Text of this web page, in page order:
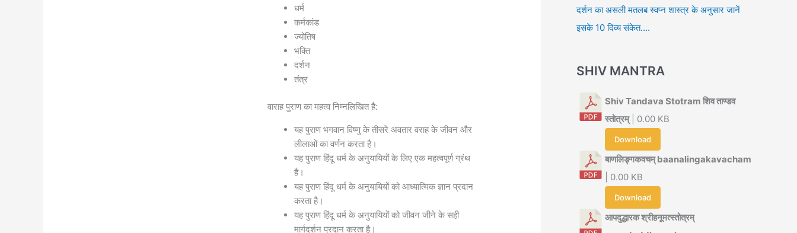
धर्म
कर्मकांड
ज्योतिष
भक्ति
दर्शन
तंत्र
वाराह पुराण का महत्व निम्नलिखित है:
यह पुराण भगवान विष्णु के तीसरे अवतार वराह के जीवन और
लीलाओं का वर्णन करता है।
यह पुराण हिंदू धर्म के अनुयायियों के लिए एक महत्वपूर्ण ग्रंथ
है।
यह पुराण हिंदू धर्म के अनुयायियों को आध्यात्मिक ज्ञान प्रदान
करता है।
यह पुराण हिंदू धर्म के अनुयायियों को जीवन जीने के सही
मार्गदर्शन प्रदान करता है।
दर्शन का असली मतलब स्वप्न शास्त्र के अनुसार जानें
इसके 10 दिव्य संकेत….
SHIV MANTRA
Shiv Tandava Stotram शिव ताण्डव
स्तोत्रम्| 0.00 KB
Download
बाणलिङ्गकवचम् baanalingakavacham
| 0.00 KB
Download
आपदुद्धारक श्रीहनूमत्स्तोत्रम्